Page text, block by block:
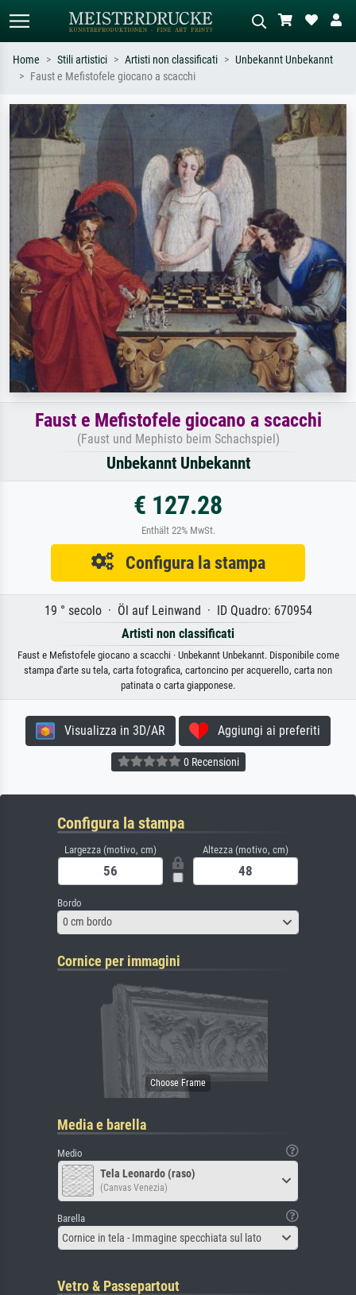
Cerca per artista, titolo o stile – es.
Monet, Notte stellata,
Impressionismo, onda di Hokusai,
Descrivi la scena – es. prato verde,
astratto con molto rosso, dipinto a
olio scuro, nudo in piedi vicino a un
albero.
Home Stili artistici Artisti non classificati
Unbekannt Unbekannt
Faust e Mefistofele giocano a scacchi
Faust e Mefistofele giocano a scacchi
(Faust und Mephisto beim Schachspiel)
Unbekannt Unbekannt
€ 127.28
Enthält 22% MwSt.
Configura la stampa
19 ° secolo · Öl auf Leinwand · ID Quadro: 670954
Artisti non classificati
Faust e Mefistofele giocano a scacchi · Unbekannt Unbekannt. Disponibile come
stampa d'arte su tela, carta fotografica, cartoncino per acquerello, carta non
patinata o carta giapponese.
Visualizza in 3D/AR Aggiungi ai preferiti
0 Recensioni
Configura la stampa
Largezza (motivo, cm) Altezza (motivo, cm)
Bordo
0 cm bordo
Cornice per immagini
Media e barella
Medio
Tela Leonardo (raso)
(Canvas Venezia)
Barella
Cornice in tela - Immagine specchiata sul lato
Vetro & Passepartout